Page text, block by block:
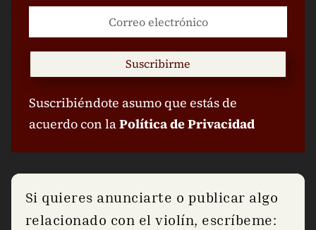
Suscribirme
Suscribiéndote asumo que estás de
acuerdo con laPolítica de Privacidad
Si quieres anunciarte o publicar algo
relacionado con el violín, escríbeme: